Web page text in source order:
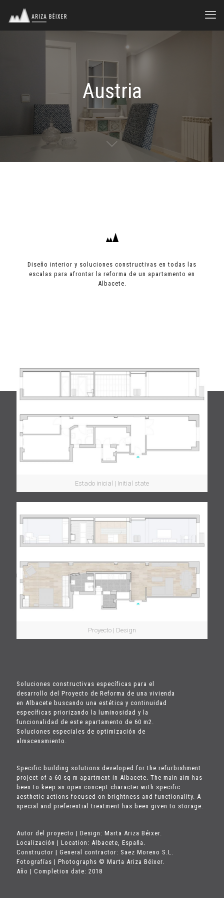
Austria
Diseño interior y soluciones constructivas en todas las
escalas para afrontar la reforma de un apartamento en
Albacete.
Estado inicial | Initial state
Proyecto | Design
Soluciones constructivas específicas para el
desarrollo del Proyecto de Reforma de una vivienda
en Albacete buscando una estética y continuidad
específicas priorizando la luminosidad y la
funcionalidad de este apartamento de 60 m2.
Soluciones especiales de optimización de
almacenamiento.
Specific building solutions developed for the refurbishment
project of a 60 sq m apartment in Albacete. The main aim has
been to keep an open concept character with specific
aesthetic actions focused on brightness and functionality. A
special and preferential treatment has been given to storage.
Autor del proyecto | Design: Marta Ariza Béixer.
Localización | Location: Albacete, España.
Constructor | General contractor: Saez Moreno S.L.
Fotografías | Photographs © Marta Ariza Béixer.
Año | Completion date: 2018